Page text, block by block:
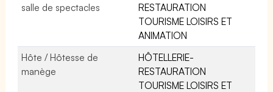
salle de spectacles
RESTAURATION
TOURISME LOISIRS ET
ANIMATION
Hôte / Hôtesse de
manège
HÔTELLERIE-
RESTAURATION
TOURISME LOISIRS ET